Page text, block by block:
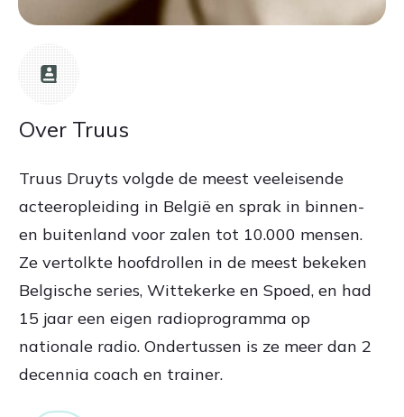
Over Truus
Truus Druyts volgde de meest veeleisende
acteeropleiding in België en sprak in binnen-
en buitenland voor zalen tot 10.000 mensen.
Ze vertolkte hoofdrollen in de meest bekeken
Belgische series, Wittekerke en Spoed, en had
15 jaar een eigen radioprogramma op
nationale radio. Ondertussen is ze meer dan 2
decennia coach en trainer.